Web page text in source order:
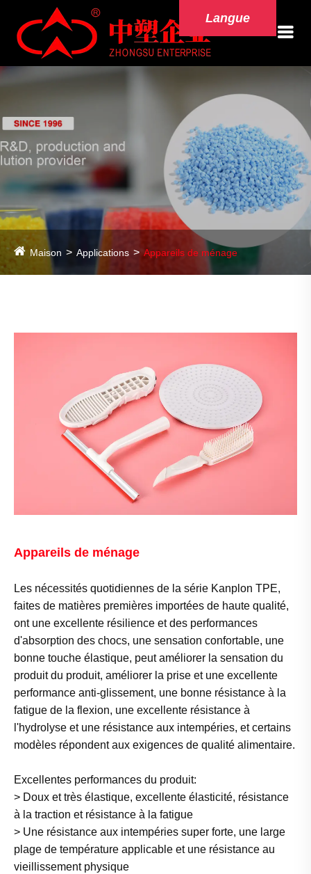
Langue
Maison Applications Appareils de ménage
Appareils de ménage
Les nécessités quotidiennes de la série Kanplon TPE,
faites de matières premières importées de haute qualité,
ont une excellente résilience et des performances
d'absorption des chocs, une sensation confortable, une
bonne touche élastique, peut améliorer la sensation du
produit du produit, améliorer la prise et une excellente
performance anti-glissement, une bonne résistance à la
fatigue de la flexion, une excellente résistance à
l'hydrolyse et une résistance aux intempéries, et certains
modèles répondent aux exigences de qualité alimentaire.
Excellentes performances du produit:
> Doux et très élastique, excellente élasticité, résistance
à la traction et résistance à la fatigue
> Une résistance aux intempéries super forte, une large
plage de température applicable et une résistance au
vieillissement physique